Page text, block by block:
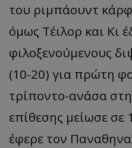
του ριμπάουντ
όμως Τέιλορ και Κι
φιλοξενούμενους
(10-20) για πρώτη
τρίποντο-ανάσα
επίθεσης μείωσε σε
έφερε τον